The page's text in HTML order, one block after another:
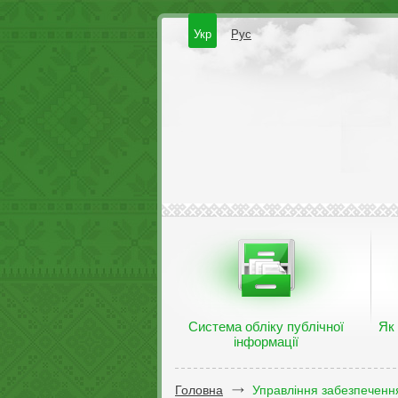
Укр Рус
Система обліку публічної
інформації
Як
Головна Управління